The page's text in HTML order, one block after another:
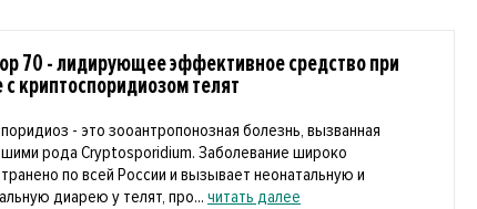
70 - лидирующее эффективное средство при
с криптоспоридиозом телят
- это зооантропонозная болезнь, вызванная
рода Cryptosporidium. Заболевание широко
по всей России и вызывает неонатальную и
диарею у телят, про... читать далее